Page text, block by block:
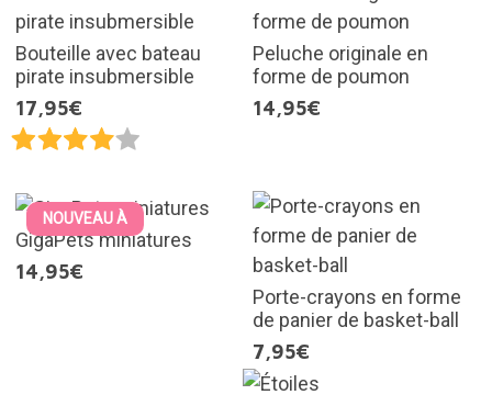
Bouteille avec bateau
pirate insubmersible
17,95€
Peluche originale en
forme de poumon
14,95€
NOUVEAU À
GigaPets miniatures
14,95€
Porte-crayons en forme
de panier de basket-ball
7,95€